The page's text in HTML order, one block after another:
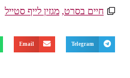
חיים בסרט, מגזין לייף סטייל
Telegram
Email